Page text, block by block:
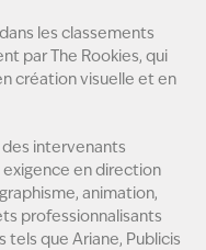
les classements
par The Rookies, qui
création visuelle et en
des intervenants
en direction
animation,
professionnalisants
que Ariane, Publicis